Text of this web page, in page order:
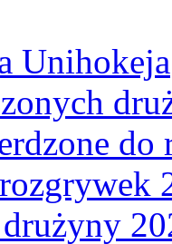
Unihokeja
do
drużyny